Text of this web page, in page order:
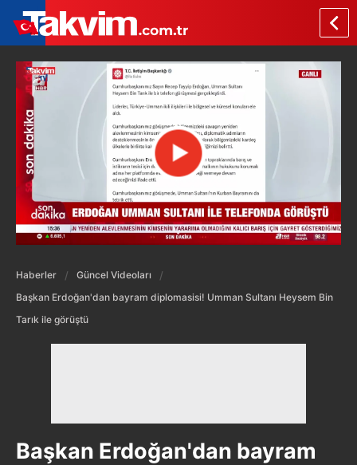
Haberler
Güncel Videoları
Başkan Erdoğan'dan bayram diplomasisi! Umman Sultanı Heysem Bin
Tarık ile görüştü
Başkan Erdoğan'dan bayram